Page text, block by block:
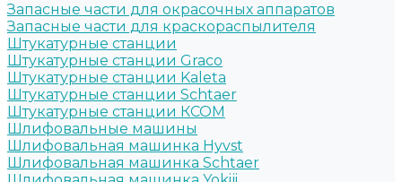
Запасные части для окрасочных аппаратов
Запасные части для краскораспылителя
Штукатурные станции
Штукатурные станции Graco
Штукатурные станции Kaleta
Штукатурные станции Schtaer
Штукатурные станции КСОМ
Шлифовальные машины
Шлифовальная машинка Hyvst
Шлифовальная машинка Schtaer